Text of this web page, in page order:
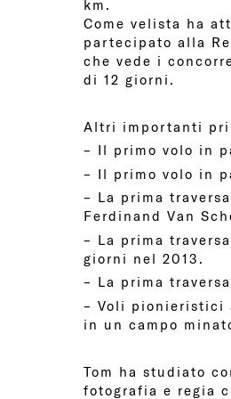
km.
Come velista ha
partecipato alla
che vede i
di 12 giorni.
Altri importanti
– Il primo volo in
– Il primo volo in
– La prima
Ferdinand Van
– La prima
giorni nel 2013.
– La prima
– Voli pionieristici
in un campo
Tom ha studiato
fotografia e regia